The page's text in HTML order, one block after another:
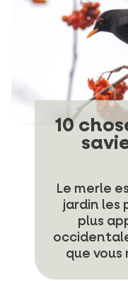
10
Le merle
jardin les
plus
que vous